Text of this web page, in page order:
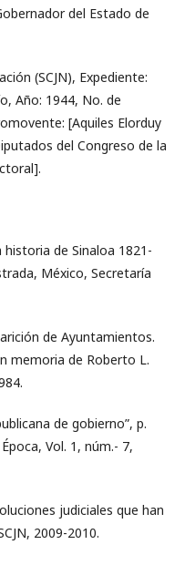
del Estado de
(SCJN), Expediente:
Año: 1944, No. de
[Aquiles Elorduy
del Congreso de la
de Sinaloa 1821-
México, Secretaría
de Ayuntamientos.
memoria de Roberto L.
de gobierno”, p.
Vol. 1, núm.- 7,
judiciales que han
2009-2010.